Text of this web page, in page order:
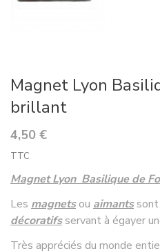
Magnet Lyon
brillant
4,50 €
TTC
Magnet Lyon Basilique de
Les magnetsou aimantssont
décoratifsservant à égayer
Très appréciés du monde